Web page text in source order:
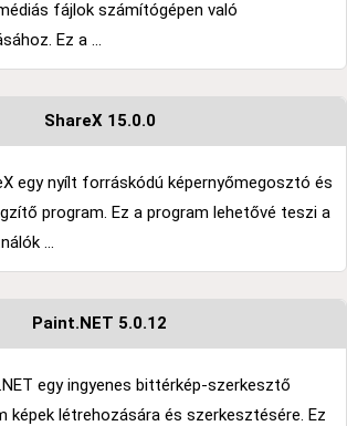
fájlok számítógépen való
Ez a ...
ShareX 15.0.0
egy nyílt forráskódú képernyőmegosztó és
program. Ez a program lehetővé teszi a
...
Paint.NET 5.0.12
egy ingyenes bittérkép-szerkesztő
képek létrehozására és szerkesztésére. Ez